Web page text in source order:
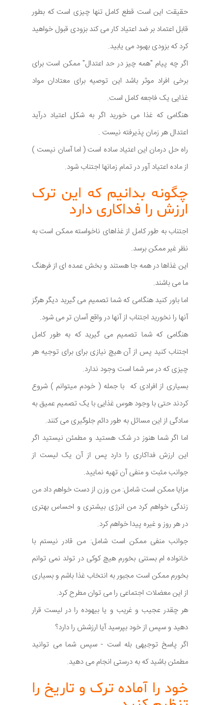
حقیقت این است قطع کامل تنها چیزی است که بطور
قابل اعتماد بر ضد اعتیاد کار می کند بزودی قبول خواهید
کرد که بزودی بهبود می یابید.
اگر چه پیام "همه چیز در حد اعتدال" ممکن است برای
برخی افراد موثر باشد این توصیه برای معتادان مواد
غذایی یک فاجعه کامل است.
هنگامی که غذا می خورید اگر به شکل اعتیاد درآید
اعتدال هر زمان پذیرفته نیست .
راه حل درمان این اعتیاد ساده است ( اما آسان نیست )
از ماده اعتیاد آور در تمام زمانها اجتناب شود.
چگونه بدانیم که این ترک
ارزش را فداکاری دارد
اجتناب به طور کامل از غذاهای ناخواسته ممکن است به
نظر غیر ممکن برسد.
این غذاها در همه جا هستند و بخش عمده ای از فرهنگ
ما می باشند.
اما باور کنید هنگامی که شما تصمیم می گیرید دیگر هرگز
آنها را نخورید اجتناب از آنها در واقع آسان تر می شود.
هنگامی که شما تصمیم می گیرید که به طور کامل
اجتناب کنید پس از آن هیچ نیازی برای برای توجیه هر
چیزی که در سر شما است وجود ندارد.
بسیاری از افرادی که با جمله ( خودم میتوانم ) شروع
کردند حتی با وجود هوس غذایی با یک تصمیم عمیق به
سادگی از این مسائل به طور دائم جلوگیری می کنند.
اما اگر شما هنوز در شک هستید و مطمئن نیستید اگر
این ارزش فداکاری را دارد پس از آن یک لیست از
جوانب مثبت و منفی آن تهیه نمایید.
مزایا ممکن است شامل: من وزن از دست خواهم داد من
زندگی خواهم کرد من انرژی بیشتری و احساس بهتری
در هر روز و غیره پیدا خواهم کرد.
جوانب منفی ممکن است شامل: من قادر نیستم با
خانواده ام بستنی بخورم هیچ کوکی در تولد نمی توانم
بخورم ممکن است مجبور به انتخاب غذا باشم و بسیاری
از این معضلات اجتماعی را می توان مطرح کرد.
هر چقدر عجیب و غریب و یا بیهوده را در لیست قرار
دهید و سپس از خود بپرسید آیا ارزشش را دارد؟
اگر پاسخ توجیهی بله است - سپس شما می توانید
مطمئن باشید که به درستی انجام می دهید.
خود را آماده ترک و تاریخ را